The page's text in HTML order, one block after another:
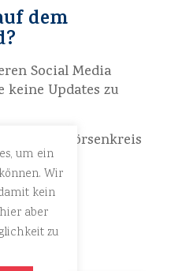
dem
Social Media
keine Updates zu
Berliner Börsenkreis
um ein
Wir
kein
aber
zu